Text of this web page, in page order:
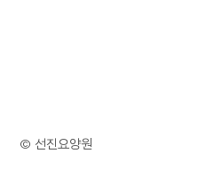
© 선진요양원